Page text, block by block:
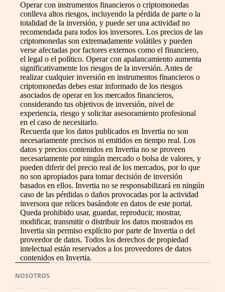
Operar con instrumentos financieros o criptomonedas
conlleva altos riesgos, incluyendo la pérdida de parte o la
totalidad de la inversión, y puede ser una actividad no
recomendada para todos los inversores. Los precios de las
criptomonedas son extremadamente volátiles y pueden
verse afectadas por factores externos como el financiero,
el legal o el político. Operar con apalancamiento aumenta
significativamente los riesgos de la inversión. Antes de
realizar cualquier inversión en instrumentos financieros o
criptomonedas debes estar informado de los riesgos
asociados de operar en los mercados financieros,
considerando tus objetivos de inversión, nivel de
experiencia, riesgo y solicitar asesoramiento profesional
en el caso de necesitarlo.
Recuerda que los datos publicados en Invertia no son
necesariamente precisos ni emitidos en tiempo real. Los
datos y precios contenidos en Invertia no se proveen
necesariamente por ningún mercado o bolsa de valores, y
pueden diferir del precio real de los mercados, por lo que
no son apropiados para tomar decisión de inversión
basados en ellos. Invertia no se responsabilizará en ningún
caso de las pérdidas o daños provocadas por la actividad
inversora que relices basándote en datos de este portal.
Queda prohibido usar, guardar, reproducir, mostrar,
modificar, transmitir o distribuir los datos mostrados en
Invertia sin permiso explícito por parte de Invertia o del
proveedor de datos. Todos los derechos de propiedad
intelectual están reservados a los proveedores de datos
contenidos en Invertia.
NOSOTROS